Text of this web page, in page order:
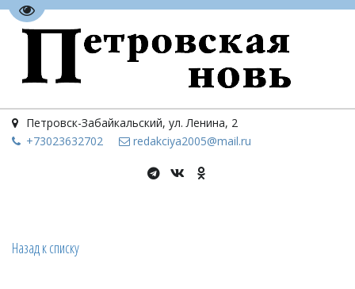
Перейти на версию для слабовидящих
Петровск-Забайкальский, ул. Ленина, 2
+73023632702 redakciya2005@mail.ru
Назад к списку